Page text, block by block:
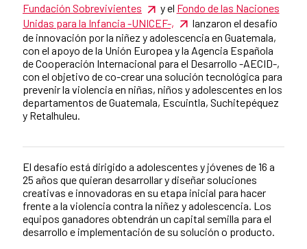
Fundación Sobrevivientes
y el Fondo de las Naciones
Unidas para la Infancia -UNICEF-,
lanzaron el desafío
de innovación por la niñez y adolescencia en Guatemala,
con el apoyo de la Unión Europea y la Agencia Española
de Cooperación Internacional para el Desarrollo -AECID-,
con el objetivo de co-crear una solución tecnológica para
prevenir la violencia en niñas, niños y adolescentes en los
departamentos de Guatemala, Escuintla, Suchitepéquez
y Retalhuleu.
News content
El desafío está dirigido a adolescentes y jóvenes de 16 a
25 años que quieran desarrollar y diseñar soluciones
creativas e innovadoras en su etapa inicial para hacer
frente a la violencia contra la niñez y adolescencia. Los
equipos ganadores obtendrán un capital semilla para el
desarrollo e implementación de su solución o producto.